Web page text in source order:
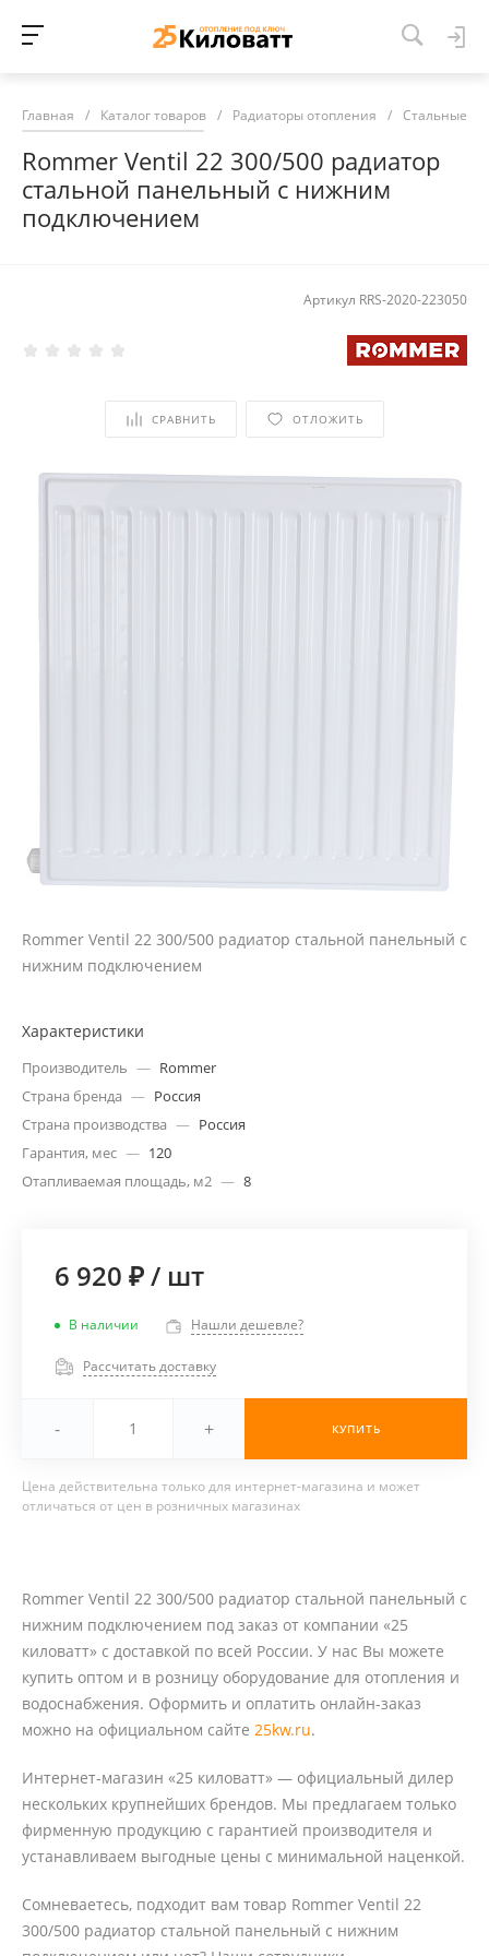
Главная / Каталог товаров / Радиаторы отопления / Стальные
Rommer Ventil 22 300/500 радиатор
стальной панельный с нижним
подключением
Артикул RRS-2020-223050
СРАВНИТЬ ОТЛОЖИТЬ
Rommer Ventil 22 300/500 радиатор стальной панельный с
нижним подключением
Характеристики
Производитель — Rommer
Страна бренда — Россия
Страна производства — Россия
Гарантия, мес — 120
Отапливаемая площадь, м2 — 8
6 920 ₽/ шт
В наличии Нашли дешевле?
Рассчитать доставку
- + КУПИТЬ
Цена действительна только для интернет-магазина и может
отличаться от цен в розничных магазинах
Rommer Ventil 22 300/500 радиатор стальной панельный с
нижним подключением под заказ от компании «25
киловатт» с доставкой по всей России. У нас Вы можете
купить оптом и в розницу оборудование для отопления и
водоснабжения. Оформить и оплатить онлайн-заказ
можно на официальном сайте 25kw.ru.
Интернет-магазин «25 киловатт» — официальный дилер
нескольких крупнейших брендов. Мы предлагаем только
фирменную продукцию с гарантией производителя и
устанавливаем выгодные цены с минимальной наценкой.
Сомневаетесь, подходит вам товар Rommer Ventil 22
300/500 радиатор стальной панельный с нижним